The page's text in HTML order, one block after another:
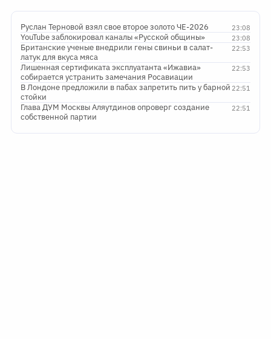
23:08
Руслан Терновой взял свое второе золото ЧЕ-2026
23:08
YouTube заблокировал каналы «Русской общины»
22:53
Британские ученые внедрили гены свиньи в салат-
латук для вкуса мяса
22:53
Лишенная сертификата эксплуатанта «Ижавиа»
собирается устранить замечания Росавиации
22:51
В Лондоне предложили в пабах запретить пить у барной
стойки
22:51
Глава ДУМ Москвы Аляутдинов опроверг создание
собственной партии